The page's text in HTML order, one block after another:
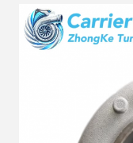
Fuel
Diesel